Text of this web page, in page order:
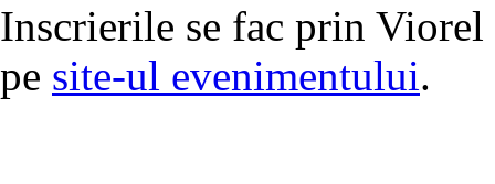
Inscrierile se fac prin Viorel
pe site-ul evenimentului.